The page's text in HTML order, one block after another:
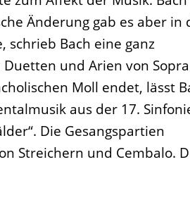
Änderung gab es aber in
Bach eine ganz
und Arien von
Moll endet, lässt
aus der 17.
Die Gesangspartien
Streichern und Cembalo.